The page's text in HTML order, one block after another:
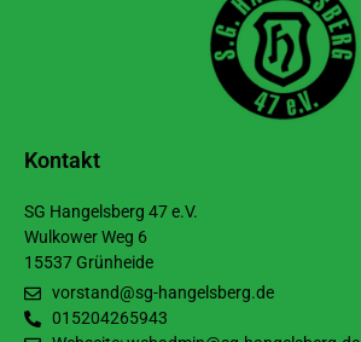
Kontakt
SG Hangelsberg 47 e.V.
Wulkower Weg 6
15537 Grünheide
vorstand@sg-hangelsberg.de
015204265943